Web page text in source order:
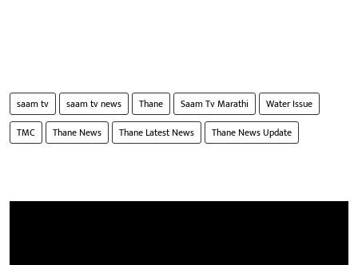
saam tv saam tv news Thane Saam Tv Marathi
Water Issue
TMC
Thane News Thane Latest News Thane News Update